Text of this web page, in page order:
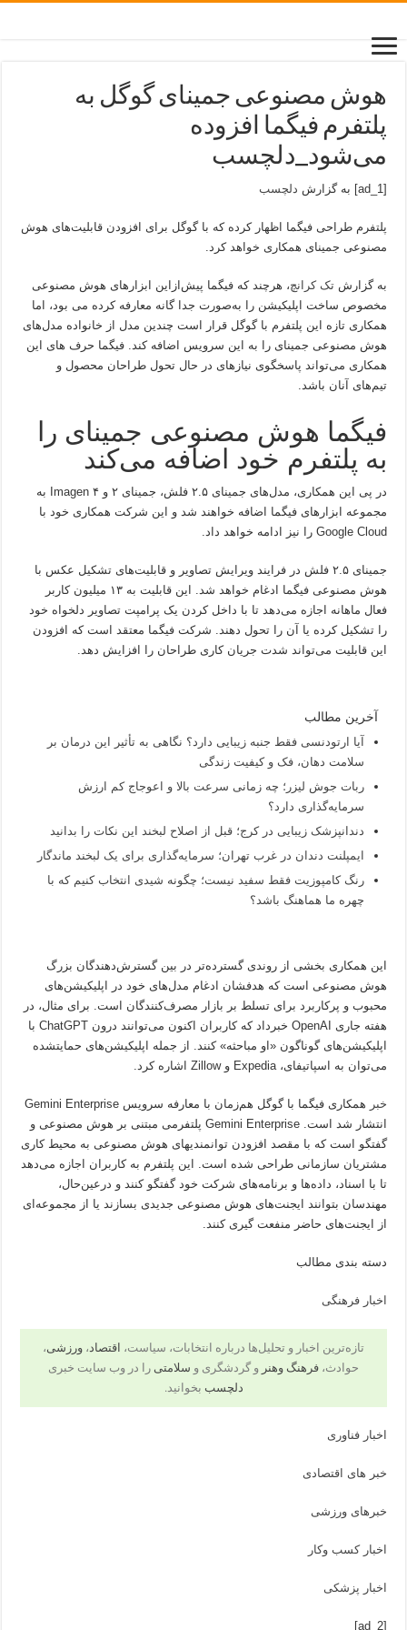
هوش مصنوعی جمینای گوگل به
پلتفرم فیگما افزوده
می‌شود_دلچسب
[ad_1] به گزارش دلچسب
پلتفرم طراحی فیگما اظهار کرده که با گوگل برای افزودن قابلیت‌های هوش
مصنوعی جمینای همکاری خواهد کرد.
به گزارشتک کرانچ، هرچند که فیگما پیش‌ازاین ابزارهای هوش مصنوعی
مخصوص ساخت اپلیکیشن را به‌صورت جدا گانه معارفه کرده می بود، اما
همکاری تازه این پلتفرم با گوگل قرار است چندین مدل از خانواده مدل‌های
هوش مصنوعی جمینای را به این سرویس اضافه کند. فیگما حرف های این
همکاری می‌تواند پاسخگوی نیازهای در حال تحول طراحان محصول و
تیم‌های آنان باشد.
فیگما هوش مصنوعی جمینای را
به پلتفرم خود اضافه می‌کند
در پی این همکاری، مدل‌های جمینای ۲.۵ فلش، جمینای ۲ و Imagen ۴ به
مجموعه ابزارهای فیگما اضافه خواهند شد و این شرکت همکاری خود با
Google Cloud را نیز ادامه خواهد داد.
جمینای ۲.۵ فلش در فرایند ویرایش تصاویر و قابلیت‌های تشکیل عکس با
هوش مصنوعی فیگما ادغام خواهد شد. این قابلیت به ۱۳ میلیون کاربر
فعال ماهانه اجازه می‌دهد تا با داخل کردن یک پرامپت تصاویر دلخواه خود
را تشکیل کرده یا آن را تحول دهند. شرکت فیگما معتقد است که افزودن
این قابلیت می‌تواند شدت جریان کاری طراحان را افزایش دهد.
آخرین مطالب
آیا ارتودنسی فقط جنبه زیبایی دارد؟ نگاهی به تأثیر این درمان بر
سلامت دهان، فک و کیفیت زندگی
ربات جوش لیزر؛ چه زمانی سرعت بالا و اعوجاج کم ارزش
سرمایه‌گذاری دارد؟
دندانپزشک زیبایی در کرج؛ قبل از اصلاح لبخند این نکات را بدانید
ایمپلنت دندان در غرب تهران؛ سرمایه‌گذاری برای یک لبخند ماندگار
رنگ کامپوزیت فقط سفید نیست؛ چگونه شیدی انتخاب کنیم که با
چهره ما هماهنگ باشد؟
این همکاری بخشی از روندی گسترده‌تر در بین گسترش‌دهندگان بزرگ
هوش مصنوعی است که هدفشان ادغام مدل‌های خود در اپلیکیشن‌های
محبوب و پرکاربرد برای تسلط بر بازار مصرف‌کنندگان است. برای مثال، در
هفته جاری OpenAI خبرداد که کاربران اکنون می‌توانند درون ChatGPT با
اپلیکیشن‌های گوناگون «او مباحثه» کنند. از جمله اپلیکیشن‌های حمایتشده
می‌توان به اسپاتیفای، Expedia و Zillow اشاره کرد.
خبر
همکاری فیگما با گوگل هم‌زمان با معارفه سرویس Gemini Enterprise
انتشار شد است. Gemini Enterprise پلتفرمی مبتنی بر هوش مصنوعی و
گفتگو است که با مقصد افزودن توانمندیهای هوش مصنوعی به محیط کاری
مشتریان سازمانی طراحی شده است. این پلتفرم به کاربران اجازه می‌دهد
تا با اسناد، داده‌ها و برنامه‌های شرکت خود گفتگو کنند و درعین‌حال،
مهندسان بتوانند ایجنت‌های هوش مصنوعی جدیدی بسازند یا از مجموعه‌ای
از ایجنت‌های حاضر منفعت گیری کنند.
دسته بندی مطالب
اخبار فرهنگی
تازه‌ترین اخبار و تحلیل‌ها درباره انتخابات، سیاست، اقتصاد، ورزشی،
حوادث، فرهنگ وهنر و گردشگری و سلامتی را در وب سایت خبری
دلچسب بخوانید.
اخبار فناوری
خبر های اقتصادی
خبرهای ورزشی
اخبار کسب وکار
اخبار پزشکی
[ad_2]